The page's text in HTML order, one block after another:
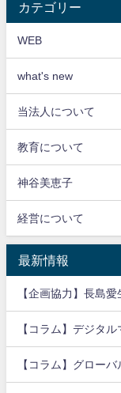
カテゴリー
WEB
what's new
当法人について
教育について
神谷美恵子
経営について
最新情報
【企画協力】長島
【コラム】デジタ
【コラム】グローバ